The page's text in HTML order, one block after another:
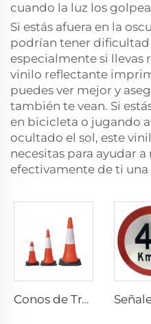
cuando la luz los
Si estás afuera en la
podrían tener dificultad
especialmente si llevas
vinilo reflectante
puedes ver mejor y
también te vean. Si
en bicicleta o jugando
ocultado el sol, este
necesitas para ayudar
efectivamente de ti una
Conos de Tráfico Reflectantes Flexibles de PVC para Seguridad Vial en Oferta